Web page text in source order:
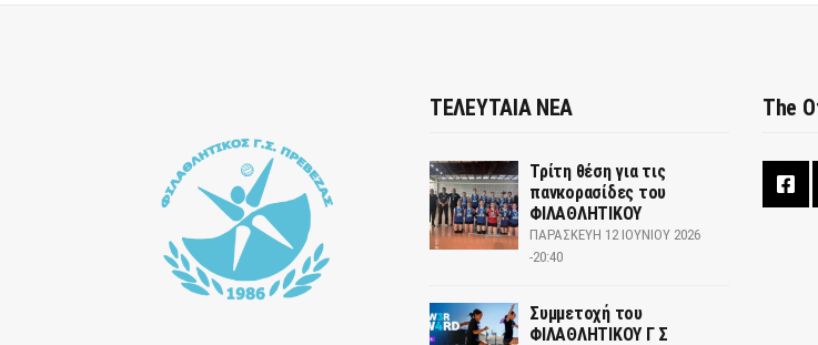
ΤΕΛΕΥΤΑΙΑ ΝΕΑ
Τρίτη θέση για τις
πανκορασίδες του
ΦΙΛΑΘΛΗΤΙΚΟΥ
ΠΑΡΑΣΚΕΥΉ 12 ΙΟΥΝΊΟΥ 2026
-20:40
Συμμετοχή του
ΦΙΛΑΘΛΗΤΙΚΟΥ Γ Σ
The